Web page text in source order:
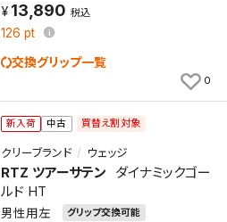
13,890 税込
126 pt
交換グリップ一覧
0
新入荷 中古 買替え割対象
クリーブランド ウェッジ
RTZ ツアーサテン
ダイナミックゴー
ルド HT
男性用左 グリップ交換可能